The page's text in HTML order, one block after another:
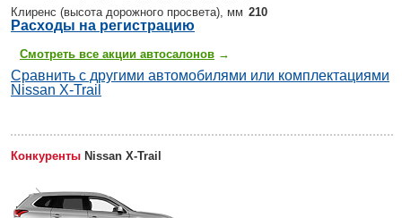
Клиренс (высота дорожного просвета), мм 210
Расходы на регистрацию
Смотреть все акции автосалонов →
Сравнить с другими автомобилями или комплектациями
Nissan X-Trail
Конкуренты Nissan X-Trail